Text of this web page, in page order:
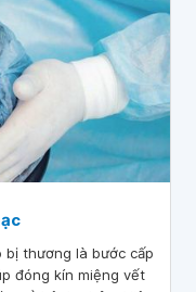
bị thương là bước cấp
đóng kín miệng vết